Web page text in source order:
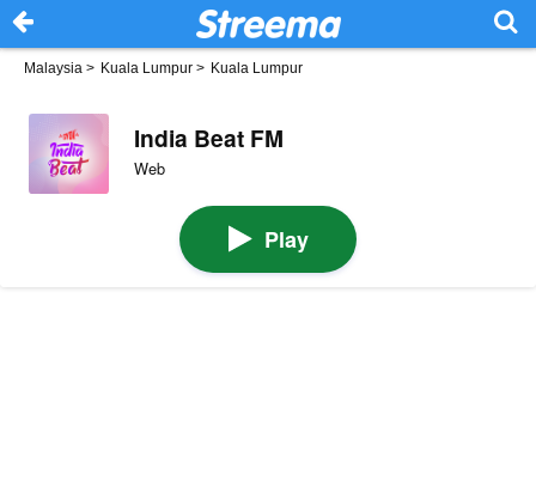
Malaysia > Kuala Lumpur > Kuala Lumpur
India Beat FM
Web
Play